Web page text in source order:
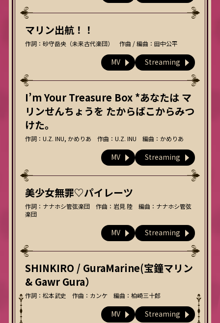
マリン出航！！
作詞：砂守岳央（未来古代楽団） 作曲 / 編曲：田中公平
MV Streaming
I’m Your Treasure Box *あなたは マ
リンせんちょうを たからばこからみつ
けた。
作詞：U.Z. INU, かめりあ 作曲：U.Z. INU 編曲：かめりあ
MV Streaming
美少女無罪♡パイレーツ
作詞：ナナホシ管弦楽団 作曲：岩見 陸 編曲：ナナホシ管弦
楽団
MV Streaming
SHINKIRO / GuraMarine(宝鐘マリン
& Gawr Gura）
作詞：松本武史 作曲：カンケ 編曲：柏崎三十郎
MV Streaming